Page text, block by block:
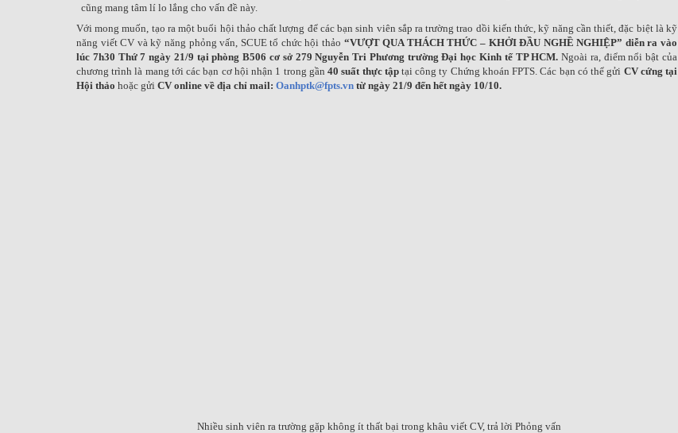
cũng mang tâm lí lo lắng cho vấn đề này.
Với mong muốn, tạo ra một buổi hội thảo chất lượng để các bạn sinh viên sắp ra trường trao dồi kiến thức, kỹ năng cần thiết, đặc biệt là kỹ
năng viết CV và kỹ năng phỏng vấn, SCUE tổ chức hội thảo “VƯỢT QUA THÁCH THỨC – KHỞI ĐẦU NGHỀ NGHIỆP” diễn ra vào
lúc 7h30 Thứ 7 ngày 21/9 tại phòng B506 cơ sở 279 Nguyễn Tri Phương trường Đại học Kinh tế TP HCM.Ngoài ra, điểm nổi bật của
chương trình là mang tới các bạn cơ hội nhận 1 trong gần40 suất thực tậptại công ty Chứng khoán FPTS. Các bạn có thể gửi CV cứng tại
Hội thảo hoặc gửi CV online về địa chỉ mail: Oanhptk@fpts.vn từ ngày 21/9 đến hết ngày 10/10.
Nhiều sinh viên ra trường gặp không ít thất bại trong khâu viết CV, trả lời Phỏng vấn